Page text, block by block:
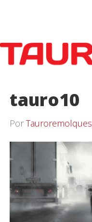
tauro10
Por Tauroremolques